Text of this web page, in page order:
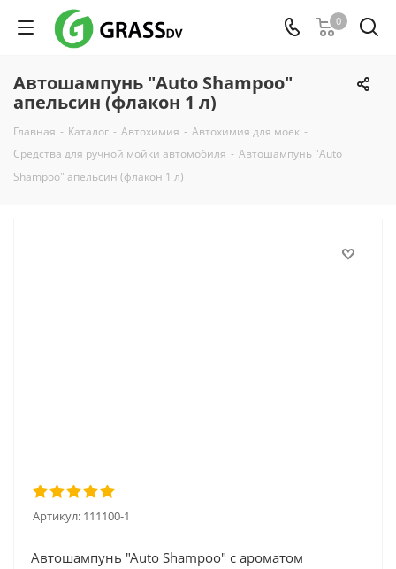
0
Автошампунь "Auto Shampoo"
апельсин (флакон 1 л)
Главная - Каталог - Автохимия - Автохимия для моек -
Средства для ручной мойки автомобиля - Автошампунь "Auto
Shampoo" апельсин (флакон 1 л)
Артикул: 111100-1
Автошампунь "Auto Shampoo" с ароматом